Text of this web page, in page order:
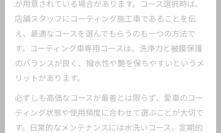
寿命を左右する
カーコーティング車が失敗しない洗車術
と実践ポイント
が用意されている場合があります。コース選択時は、
店舗スタッフにコーティング施工車であることを伝
え、最適なコースを選んでもらうのも一つの方法で
す。コーティング車専用コースは、洗浄力と被膜保護
のバランスが良く、撥水性や艶を保ちやすいというメ
リットがあります。
必ずしも高価なコースが最善とは限らず、愛車のコー
ティング状態や使用頻度に合わせて選ぶことが大切で
す。日常的なメンテナンスには水洗いコース、定期的